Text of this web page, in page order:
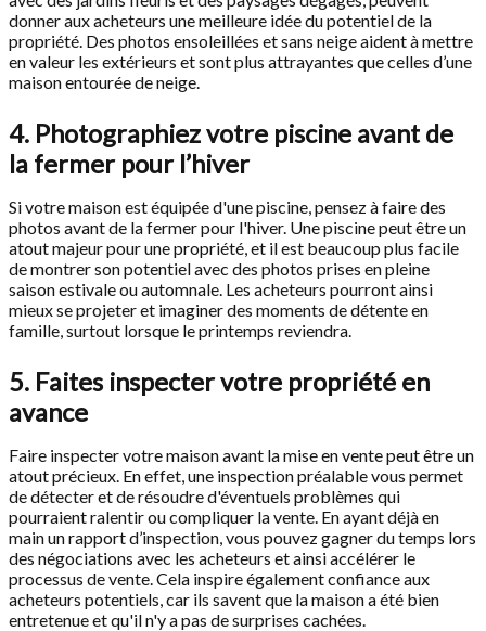
donner aux acheteurs une meilleure idée du potentiel de la
propriété. Des photos ensoleillées et sans neige aident à mettre
en valeur les extérieurs et sont plus attrayantes que celles d’une
maison entourée de neige.
4. Photographiez votre piscine avant de
la fermer pour l’hiver
Si votre maison est équipée d'une piscine, pensez à faire des
photos avant de la fermer pour l'hiver. Une piscine peut être un
atout majeur pour une propriété, et il est beaucoup plus facile
de montrer son potentiel avec des photos prises en pleine
saison estivale ou automnale. Les acheteurs pourront ainsi
mieux se projeter et imaginer des moments de détente en
famille, surtout lorsque le printemps reviendra.
5. Faites inspecter votre propriété en
avance
Faire inspecter votre maison avant la mise en vente peut être un
atout précieux. En effet, une inspection préalable vous permet
de détecter et de résoudre d'éventuels problèmes qui
pourraient ralentir ou compliquer la vente. En ayant déjà en
main un rapport d’inspection, vous pouvez gagner du temps lors
des négociations avec les acheteurs et ainsi accélérer le
processus de vente. Cela inspire également confiance aux
acheteurs potentiels, car ils savent que la maison a été bien
entretenue et qu'il n'y a pas de surprises cachées.